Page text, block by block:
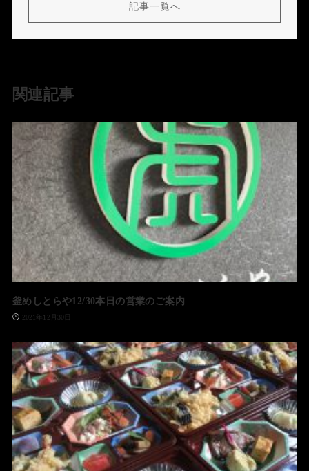
記事一覧へ
関連記事
釜めしとらや12/30本日の営業のご案内
2021年12月30日